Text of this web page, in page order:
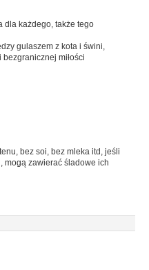
dla każdego, także tego
gulaszem z kota i świni,
miłości
bez soi, bez mleka itd, jeśli
mogą zawierać śladowe ich